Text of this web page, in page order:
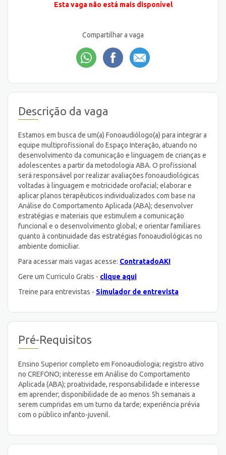
Esta vaga não está mais disponível
Compartilhar a vaga
Descrição da vaga
Estamos em busca de um(a) Fonoaudiólogo(a) para integrar a
equipe multiprofissional do Espaço Interação, atuando no
desenvolvimento da comunicação e linguagem de crianças e
adolescentes a partir da metodologia ABA. O profissional
será responsável por realizar avaliações fonoaudiológicas
voltadas à linguagem e motricidade orofacial; elaborar e
aplicar planos terapêuticos individualizados com base na
Análise do Comportamento Aplicada (ABA); desenvolver
estratégias e materiais que estimulem a comunicação
funcional e o desenvolvimento global; e orientar familiares
quanto à continuidade das estratégias fonoaudiológicas no
ambiente domiciliar.
Para acessar mais vagas acesse: ContratadoAKI
Gere um Curriculo Gratis - clique aqui
Treine para entrevistas - Simulador de entrevista
Pré-Requisitos
Ensino Superior completo em Fonoaudiologia; registro ativo
no CREFONO; interesse em Análise do Comportamento
Aplicada (ABA); proatividade, responsabilidade e interesse
em aprender; disponibilidade de ao menos 5h semanais a
serem cumpridas em um turno da tarde; experiência prévia
com o público infanto-juvenil.